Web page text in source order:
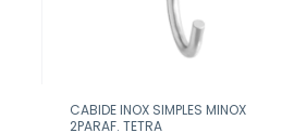
CABIDE INOX SIMPLES MINOX
2PARAF. TETRA